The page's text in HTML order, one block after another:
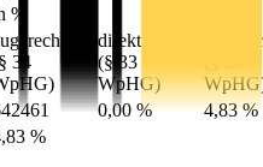
%
34
direkt
(§ 33
WpHG)
0,00 %
4,83 %
%